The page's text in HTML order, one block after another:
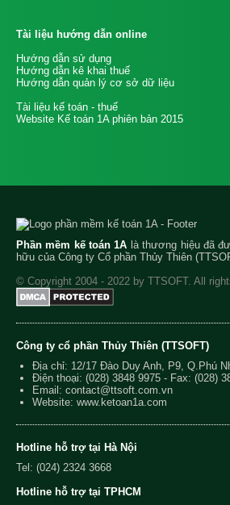
Tài liệu hướng dẫn online
Hướng dẫn sử dụng
Hướng dẫn kê khai thuế
Hướng dẫn quản lý cơ sở dữ liệu
Tài liệu kế toán - thuế
Website Kế toán 1A phiên bản 2015
Phần mềm kế toán 1A là thương hiệu đã
hữu của Công ty Cổ phần Thủy Thiên
© Copyright 2004 - 2022 by TTSOFT. All
Công ty cổ phần Thủy Thiên (TTSOFT)
Địa chỉ: 12/17 Đào Duy Anh, P9, Q.Phú
Điện thoại: (028) 3848 9975 - Fax: (028)
Email: contact@ttsoft.com.vn
Website: www.ketoan1a.com
Hotline hỗ trợ tại Hà Nội
Tel: (024) 2324 3668
Hotline hỗ trợ tại TPHCM